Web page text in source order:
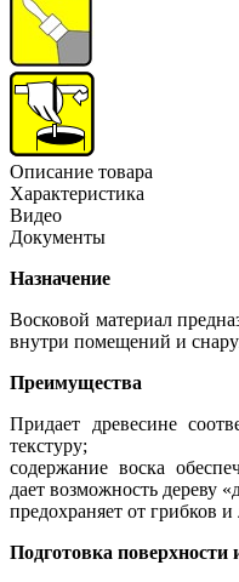
Oписание товара
Характеристика
Видео
Документы
Назначение
Восковой материал
внутри помещений и
Преимущества
Придает древесине
текстуру;
содержание воска
дает возможность дереву
предохраняет от грибков
Подготовка поверхности